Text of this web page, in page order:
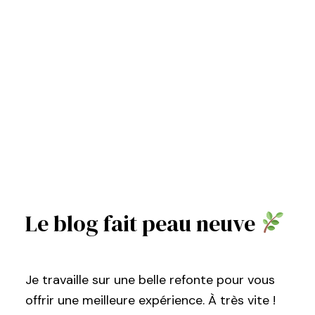
Le blog fait peau neuve
Je travaille sur une belle refonte pour vous
offrir une meilleure expérience. À très vite !